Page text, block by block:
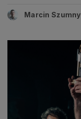
Marcin Szumny